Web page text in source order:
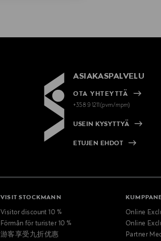
ASIAKASPALVELU
OTA YHTEYTTÄ
+358 9 1211(pvm/mpm)
USEIN KYSYTTYÄ
ETUJEN EHDOT
VISIT STOCKMANN
Visitor discount 10 %
Förmån för turister 10 %
游客享受九折优惠
Online
Online
Partner